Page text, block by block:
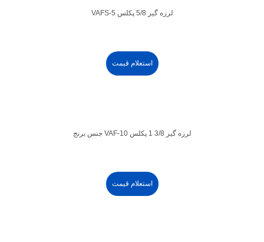
لرزه گیر 5/8 پکلس VAFS-5
استعلام قیمت
لرزه گیر 3/8 1 پکلس VAF-10 جنس برنج
استعلام قیمت